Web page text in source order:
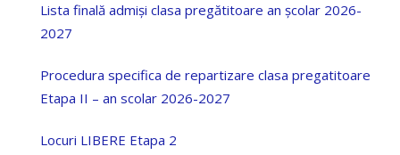
Lista finală admiși clasa pregătitoare an școlar 2026-
2027
Procedura specifica de repartizare clasa pregatitoare
Etapa II – an scolar 2026-2027
Locuri LIBERE Etapa 2